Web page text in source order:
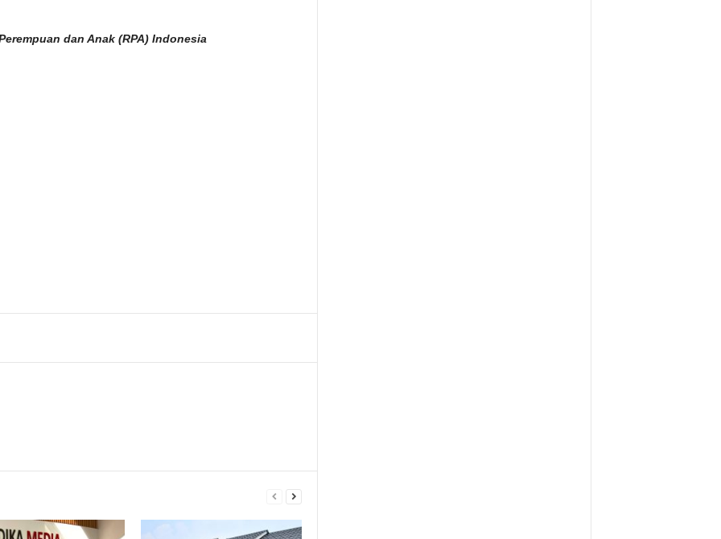
dan Anak (RPA) Indonesia